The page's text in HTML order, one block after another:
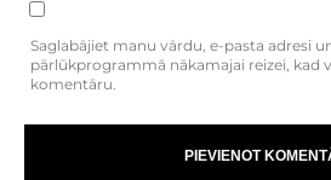
Saglabājiet manu vārdu, e-pasta adresi
pārlūkprogrammā nākamajai reizei, kad
komentāru.